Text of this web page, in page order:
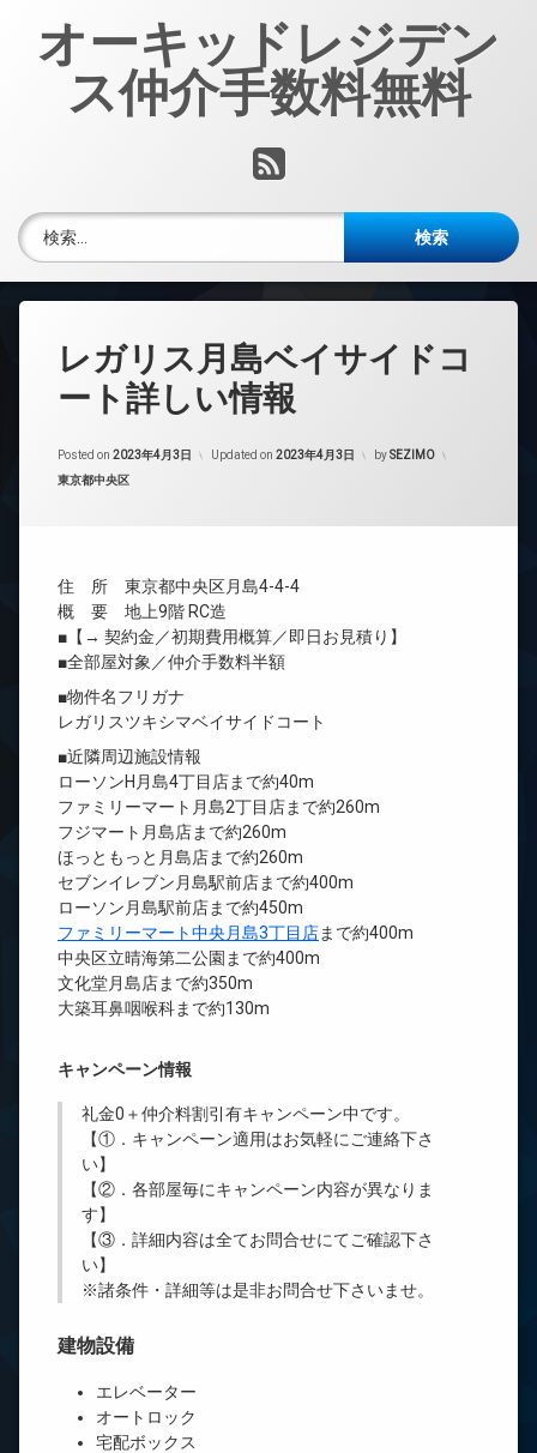
オーキッドレジデン
ス仲介手数料無料
RSS
検索:
レガリス月島ベイサイドコ
ート詳しい情報
Posted on 2023年4月3日 Updated on 2023年4月3日 bySEZIMO
カテゴリー:
東京都中央区
住 所 東京都中央区月島4-4-4
概 要 地上9階 RC造
■【→ 契約金／初期費用概算／即日お見積り】
■全部屋対象／仲介手数料半額
■物件名フリガナ
レガリスツキシマベイサイドコート
■近隣周辺施設情報
ローソンH月島4丁目店まで約40m
ファミリーマート月島2丁目店まで約260m
フジマート月島店まで約260m
ほっともっと月島店まで約260m
セブンイレブン月島駅前店まで約400m
ローソン月島駅前店まで約450m
ファミリーマート中央月島3丁目店まで約400m
中央区立晴海第二公園まで約400m
文化堂月島店まで約350m
大築耳鼻咽喉科まで約130m
キャンペーン情報
礼金0 ＋仲介料割引有キャンペーン中です。
【①．キャンペーン適用はお気軽にご連絡下さ
い】
【②．各部屋毎にキャンペーン内容が異なりま
す】
【③．詳細内容は全てお問合せにてご確認下さ
い】
※諸条件・詳細等は是非お問合せ下さいませ。
建物設備
エレベーター
オートロック
宅配ボックス